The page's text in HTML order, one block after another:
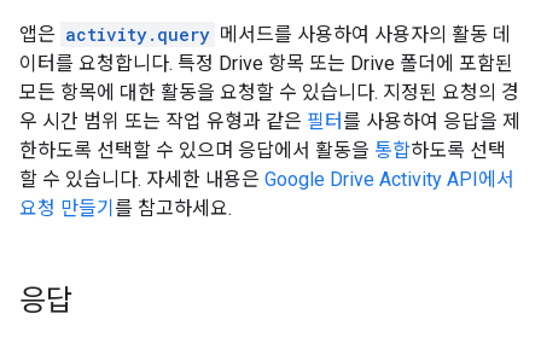
앱은 activity.query 메서드를 사용하여 사용자의 활동 데
이터를 요청합니다. 특정 Drive 항목 또는 Drive 폴더에 포함된
모든 항목에 대한 활동을 요청할 수 있습니다. 지정된 요청의 경
우 시간 범위 또는 작업 유형과 같은 필터를 사용하여 응답을 제
한하도록 선택할 수 있으며 응답에서 활동을 통합하도록 선택
할 수 있습니다. 자세한 내용은 Google Drive Activity API에서
요청 만들기 를 참고하세요.
응답